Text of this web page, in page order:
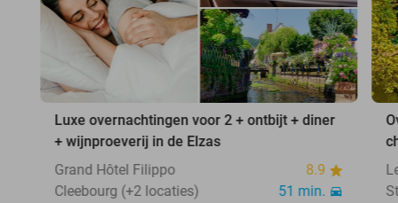
Luxe overnachtingen voor 2 + ontbijt + diner
+ wijnproeverij in de Elzas
Grand Hôtel Filippo
8.9
Cleebourg (+2 locaties)
51 min.